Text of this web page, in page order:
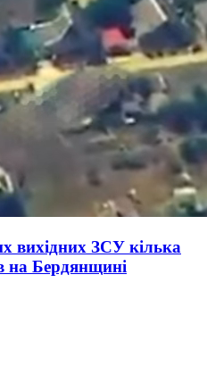
вихідних ЗСУ кілька
на Бердянщині